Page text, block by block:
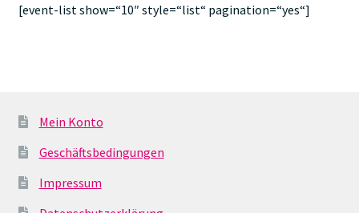
[event-list show=“10″ style=“list“ pagination=“yes“]
Mein Konto
Geschäftsbedingungen
Impressum